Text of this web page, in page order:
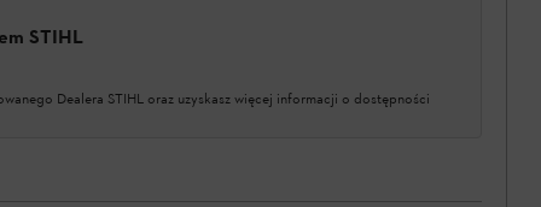
STIHL
Dealera STIHL oraz uzyskasz więcej informacji o dostępności